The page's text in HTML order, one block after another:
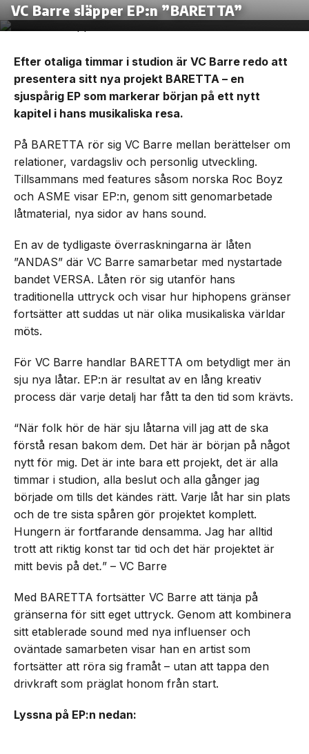
VC Barre släpper EP:n ”BARETTA”
Efter otaliga timmar i studion är VC Barre redo att
presentera sitt nya projekt BARETTA – en
sjuspårig EP som markerar början på ett nytt
kapitel i hans musikaliska resa.
På BARETTA rör sig VC Barre mellan berättelser om
relationer, vardagsliv och personlig utveckling.
Tillsammans med features såsom norska Roc Boyz
och ASME visar EP:n, genom sitt genomarbetade
låtmaterial, nya sidor av hans sound.
En av de tydligaste överraskningarna är låten
”ANDAS” där VC Barre samarbetar med nystartade
bandet VERSA. Låten rör sig utanför hans
traditionella uttryck och visar hur hiphopens gränser
fortsätter att suddas ut när olika musikaliska världar
möts.
För VC Barre handlar BARETTA om betydligt mer än
sju nya låtar. EP:n är resultat av en lång kreativ
process där varje detalj har fått ta den tid som krävts.
“När folk hör de här sju låtarna vill jag att de ska
förstå resan bakom dem. Det här är början på något
nytt för mig. Det är inte bara ett projekt, det är alla
timmar i studion, alla beslut och alla gånger jag
började om tills det kändes rätt. Varje låt har sin plats
och de tre sista spåren gör projektet komplett.
Hungern är fortfarande densamma. Jag har alltid
trott att riktig konst tar tid och det här projektet är
mitt bevis på det.” – VC Barre
Med BARETTA fortsätter VC Barre att tänja på
gränserna för sitt eget uttryck. Genom att kombinera
sitt etablerade sound med nya influenser och
oväntade samarbeten visar han en artist som
fortsätter att röra sig framåt – utan att tappa den
drivkraft som präglat honom från start.
Lyssna på EP:n nedan: